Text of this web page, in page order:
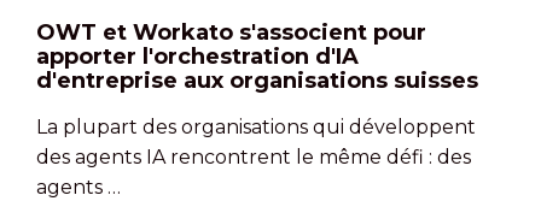
OWT et Workato s'associent pour
apporter l'orchestration d'IA
d'entreprise aux organisations suisses
La plupart des organisations qui développent
des agents IA rencontrent le même défi : des
agents …